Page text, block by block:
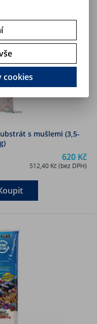
s mušlemi (3,5-
620 Kč
512,40 Kč (bez DPH)
cookies